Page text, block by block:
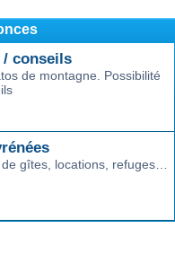
/ conseils
de montagne. Possibilité
gîtes, locations, refuges…